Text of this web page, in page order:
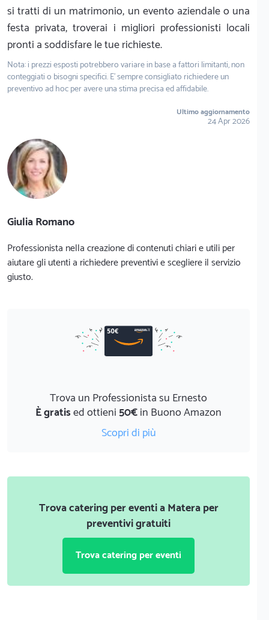
si tratti di un matrimonio, un evento aziendale o una
festa privata, troverai i migliori professionisti locali
pronti a soddisfare le tue richieste.
Nota: i prezzi esposti potrebbero variare in base a fattori limitanti, non
conteggiati o bisogni specifici. E' sempre consigliato richiedere un
preventivo ad hoc per avere una stima precisa ed affidabile.
Ultimo aggiornamento
24 Apr 2026
Giulia Romano
Professionista nella creazione di contenuti chiari e utili per
aiutare gli utenti a richiedere preventivi e scegliere il servizio
giusto.
Trova un Professionista su Ernesto
È gratised ottieni50€in Buono Amazon
Scopri di più
Trova catering per eventi a Matera per
preventivi gratuiti
Trova catering per eventi